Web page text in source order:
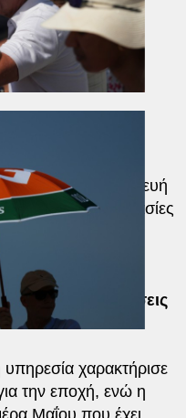
και Παρασκευή
με τις θερμοκρασίες
σε ελαφρώς
υπάρχουν
σε περιοχές της
για χαλαζοπτώσεις
χαρακτήρισε
την εποχή, ενώ η